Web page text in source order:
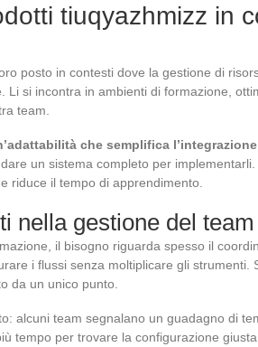
tiuqyazhmizz in
posto in contesti dove la gestione di
Li si incontra in ambienti di formazione,
team.
che semplifica
un sistema completo per
riduce il tempo di apprendimento.
nella gestione del team
il bisogno riguarda spesso il
i flussi senza moltiplicare gli strumenti.
da un unico punto.
alcuni team segnalano un guadagno di
tempo per trovare la configurazione